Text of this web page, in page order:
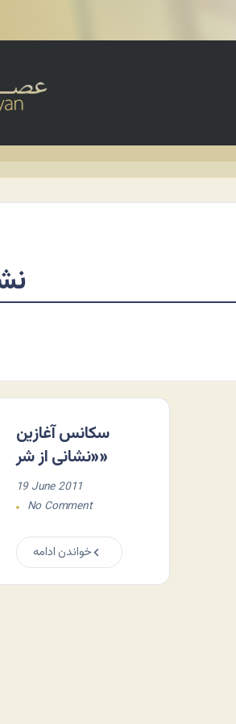
سکانس آغازین
«نشانی از شر»
19 June 2011
No Comment
خواندن ادامه